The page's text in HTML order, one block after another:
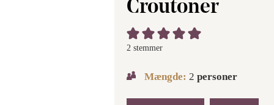
Croutoner
2 stemmer
Mængde: 2 personer